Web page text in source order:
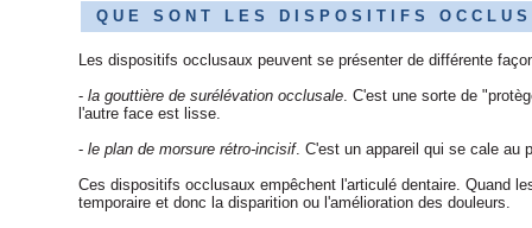
Q U E S O N T L E S D I S P O S I T I F S O C C L U S
Les dispositifs occlusaux peuvent se présenter de différente
- la gouttière de surélévation occlusale. C'est une sorte de
l'autre face est lisse.
- le plan de morsure rétro-incisif. C'est un appareil qui se cale au
Ces dispositifs occlusaux empêchent l'articulé dentaire. Quand
temporaire et donc la disparition ou l'amélioration des douleurs.